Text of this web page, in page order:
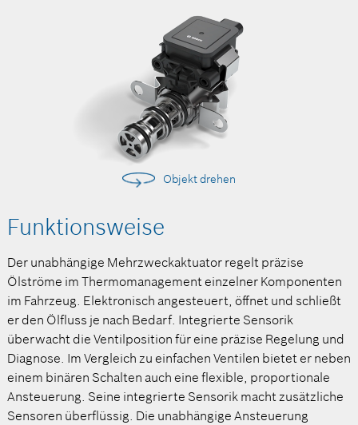
Objekt drehen
Funktionsweise
Der unabhängige Mehrzweckaktuator regelt präzise
Ölströme im Thermomanagement einzelner Komponenten
im Fahrzeug. Elektronisch angesteuert, öffnet und schließt
er den Ölfluss je nach Bedarf. Integrierte Sensorik
überwacht die Ventilposition für eine präzise Regelung und
Diagnose. Im Vergleich zu einfachen Ventilen bietet er neben
einem binären Schalten auch eine flexible, proportionale
Ansteuerung. Seine integrierte Sensorik macht zusätzliche
Sensoren überflüssig. Die unabhängige Ansteuerung